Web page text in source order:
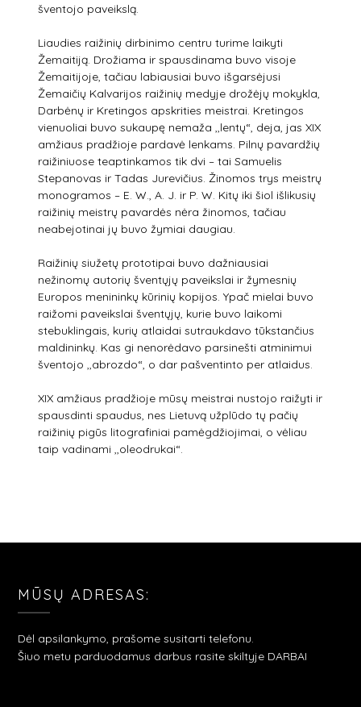
šventojo paveikslą.
Liaudies raižinių dirbinimo centru turime laikyti
Žemaitiją. Drožiama ir spausdinama buvo visoje
Žemaitijoje, tačiau labiausiai buvo išgarsėjusi
Žemaičių Kalvarijos raižinių medyje drožėjų mokykla,
Darbėnų ir Kretingos apskrities meistrai. Kretingos
vienuoliai buvo sukaupę nemaža ,,lentų“, deja, jas XIX
amžiaus pradžioje pardavė lenkams. Pilnų pavardžių
raižiniuose teaptinkamos tik dvi – tai Samuelis
Stepanovas ir Tadas Jurevičius. Žinomos trys meistrų
monogramos – E. W., A. J. ir P. W. Kitų iki šiol išlikusių
raižinių meistrų pavardės nėra žinomos, tačiau
neabejotinai jų buvo žymiai daugiau.
Raižinių siužetų prototipai buvo dažniausiai
nežinomų autorių šventųjų paveikslai ir žymesnių
Europos menininkų kūrinių kopijos. Ypač mielai buvo
raižomi paveikslai šventųjų, kurie buvo laikomi
stebuklingais, kurių atlaidai sutraukdavo tūkstančius
maldininkų. Kas gi nenorėdavo parsinešti atminimui
šventojo ,,abrozdo“, o dar pašventinto per atlaidus.
XIX amžiaus pradžioje mūsų meistrai nustojo raižyti ir
spausdinti spaudus, nes Lietuvą užplūdo tų pačių
raižinių pigūs litografiniai pamėgdžiojimai, o vėliau
taip vadinami ,,oleodrukai“.
MŪSŲ ADRESAS:
Dėl apsilankymo, prašome susitarti telefonu.
Šiuo metu parduodamus darbus rasite skiltyje DARBAI